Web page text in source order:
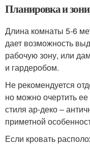
Планировка и
Длина комнаты 5-6
дает возможность
рабочую зону, или
и гардеробом.
Не рекомендуется
но можно очертить
стиля ар-деко –
приметной
Если кровать